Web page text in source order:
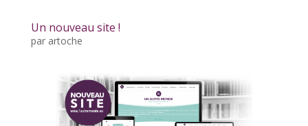
Un nouveau site !
par artoche